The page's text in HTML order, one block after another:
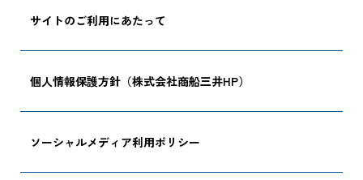
サイトのご利用にあたって
個人情報保護方針（株式会社商船三井HP）
ソーシャルメディア利用ポリシー